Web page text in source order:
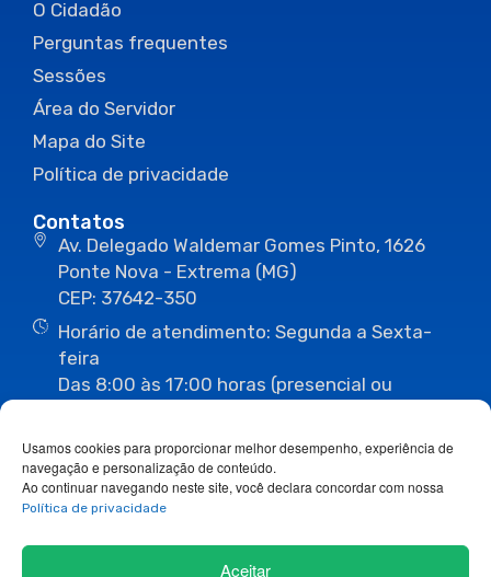
Usamos cookies para proporcionar melhor desempenho, experiência de
navegação e personalização de conteúdo.
Ao continuar navegando neste site, você declara concordar com nossa
Política de privacidade
Aceitar
O Cidadão
Perguntas frequentes
Sessões
Área do Servidor
Mapa do Site
Política de privacidade
Contatos
Av. Delegado Waldemar Gomes Pinto, 1626
Ponte Nova - Extrema (MG)
CEP: 37642-350
Horário de atendimento: Segunda a Sexta-
feira
Das 8:00 às 17:00 horas (presencial ou
(35) 3435-1112 (35) 3435-3063
ouvidoria@camaraextrema.mg.gov.br
imprensa@camaraextrema.mg.gov.br
Siga-nos: